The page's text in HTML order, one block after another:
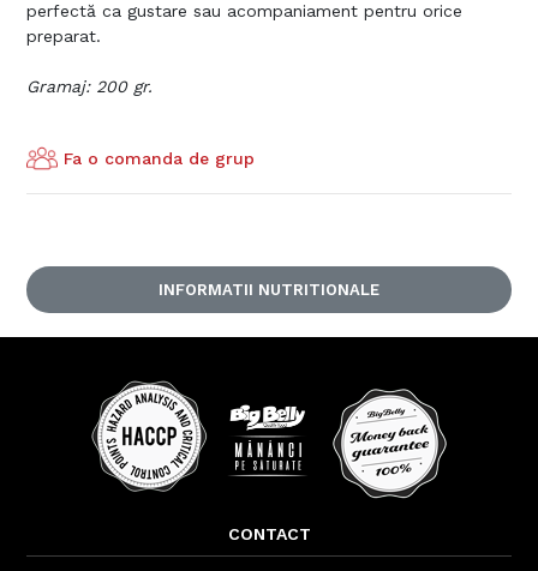
perfectă ca gustare sau acompaniament pentru orice
preparat.
Gramaj: 200 gr.
Fa o comanda de grup
INFORMATII NUTRITIONALE
CONTACT